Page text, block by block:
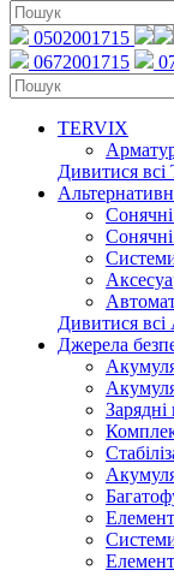
0502001715
0672001715
TERVIX
Дивитися
Сонячні
Дивитися всі
Джерела